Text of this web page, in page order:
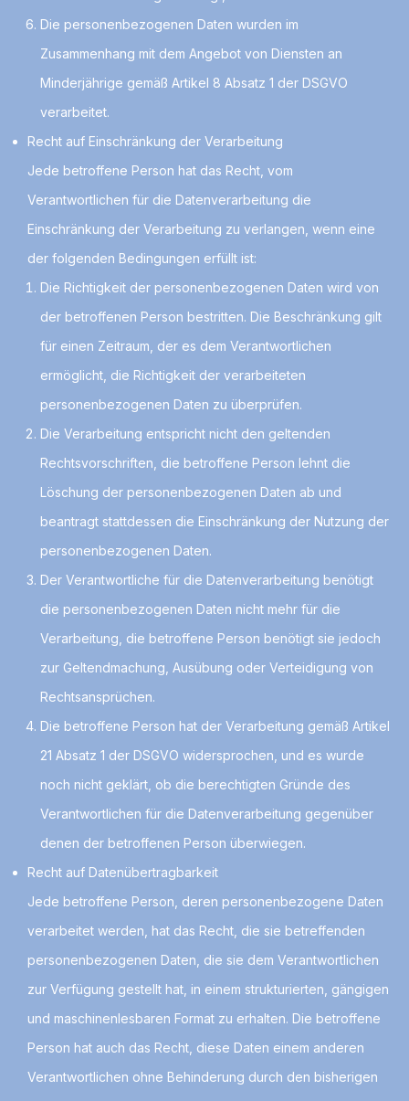
Die personenbezogenen Daten wurden im
Zusammenhang mit dem Angebot von Diensten an
Minderjährige gemäß Artikel 8 Absatz 1 der DSGVO
verarbeitet.
Recht auf Einschränkung der Verarbeitung
Jede betroffene Person hat das Recht, vom
Verantwortlichen für die Datenverarbeitung die
Einschränkung der Verarbeitung zu verlangen, wenn eine
der folgenden Bedingungen erfüllt ist:
Die Richtigkeit der personenbezogenen Daten wird von
der betroffenen Person bestritten. Die Beschränkung gilt
für einen Zeitraum, der es dem Verantwortlichen
ermöglicht, die Richtigkeit der verarbeiteten
personenbezogenen Daten zu überprüfen.
Die Verarbeitung entspricht nicht den geltenden
Rechtsvorschriften, die betroffene Person lehnt die
Löschung der personenbezogenen Daten ab und
beantragt stattdessen die Einschränkung der Nutzung der
personenbezogenen Daten.
Der Verantwortliche für die Datenverarbeitung benötigt
die personenbezogenen Daten nicht mehr für die
Verarbeitung, die betroffene Person benötigt sie jedoch
zur Geltendmachung, Ausübung oder Verteidigung von
Rechtsansprüchen.
Die betroffene Person hat der Verarbeitung gemäß Artikel
21 Absatz 1 der DSGVO widersprochen, und es wurde
noch nicht geklärt, ob die berechtigten Gründe des
Verantwortlichen für die Datenverarbeitung gegenüber
denen der betroffenen Person überwiegen.
Recht auf Datenübertragbarkeit
Jede betroffene Person, deren personenbezogene Daten
verarbeitet werden, hat das Recht, die sie betreffenden
personenbezogenen Daten, die sie dem Verantwortlichen
zur Verfügung gestellt hat, in einem strukturierten, gängigen
und maschinenlesbaren Format zu erhalten. Die betroffene
Person hat auch das Recht, diese Daten einem anderen
Verantwortlichen ohne Behinderung durch den bisherigen